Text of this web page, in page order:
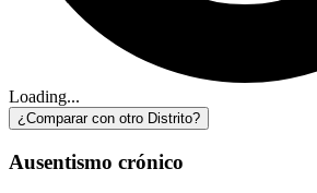
Loading...
¿Comparar con otro Distrito?
Ausentismo crónico